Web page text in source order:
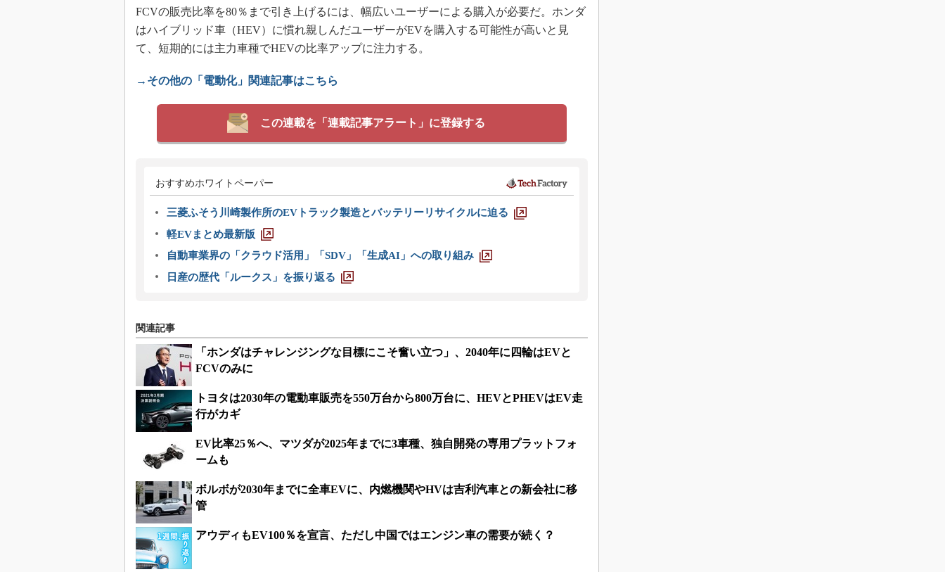
FCVの販売比率を80％まで引き上げるには、幅広いユーザーによる購入が必要だ。ホンダ
はハイブリッド車（HEV）に慣れ親しんだユーザーがEVを購入する可能性が高いと見
て、短期的には主力車種でHEVの比率アップに注力する。
→その他の「電動化」関連記事はこちら
この連載を「連載記事アラート」に登録する
おすすめホワイトペーパー
三菱ふそう川崎製作所のEVトラック製造とバッテリーリサイクルに迫る
軽EVまとめ最新版
自動車業界の「クラウド活用」「SDV」「生成AI」への取り組み
日産の歴代「ルークス」を振り返る
関連記事
「ホンダはチャレンジングな目標にこそ奮い立つ」、2040年に四輪はEVと
FCVのみに
トヨタは2030年の電動車販売を550万台から800万台に、HEVとPHEVはEV走
行がカギ
EV比率25％へ、マツダが2025年までに3車種、独自開発の専用プラットフォ
ームも
ボルボが2030年までに全車EVに、内燃機関やHVは吉利汽車との新会社に移
管
アウディもEV100％を宣言、ただし中国ではエンジン車の需要が続く？